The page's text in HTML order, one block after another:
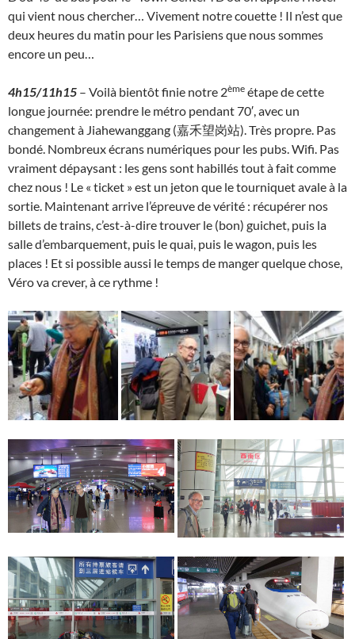
qui vient nous chercher… Vivement notre couette ! Il n’est que
deux heures du matin pour les Parisiens que nous sommes
encore un peu…
4h15/11h15 – Voilà bientôt finie notre 2ème étape de cette
longue journée: prendre le métro pendant 70′, avec un
changement à Jiahewanggang (嘉禾望岗站). Très propre. Pas
bondé. Nombreux écrans numériques pour les pubs. Wifi. Pas
vraiment dépaysant : les gens sont habillés tout à fait comme
chez nous ! Le « ticket » est un jeton que le tourniquet avale à la
sortie. Maintenant arrive l’épreuve de vérité : récupérer nos
billets de trains, c’est-à-dire trouver le (bon) guichet, puis la
salle d’embarquement, puis le quai, puis le wagon, puis les
places ! Et si possible aussi le temps de manger quelque chose,
Véro va crever, à ce rythme !